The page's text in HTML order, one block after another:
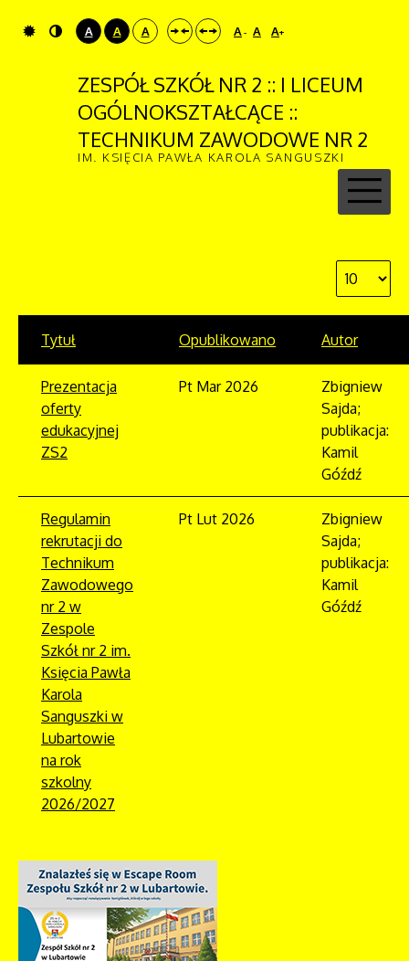
A A A A- A A+
ZESPÓŁ SZKÓŁ NR 2 :: I LICEUM
OGÓLNOKSZTAŁCĄCE ::
TECHNIKUM ZAWODOWE NR 2
IM. KSIĘCIA PAWŁA KAROLA SANGUSZKI
Tytuł Opublikowano Autor
Prezentacja
oferty
edukacyjnej
ZS2
Pt Mar 2026
Zbigniew
Sajda;
publikacja:
Kamil
Góźdź
Regulamin
rekrutacji do
Technikum
Zawodowego
nr 2 w
Zespole
Szkół nr 2 im.
Księcia Pawła
Karola
Sanguszki w
Lubartowie
na rok
szkolny
2026/2027
Pt Lut 2026
Zbigniew
Sajda;
publikacja:
Kamil
Góźdź